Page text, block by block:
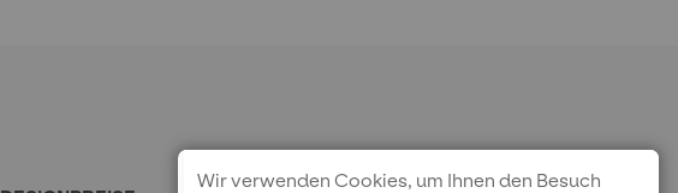
Wir verwenden Cookies, um Ihnen den Besuch